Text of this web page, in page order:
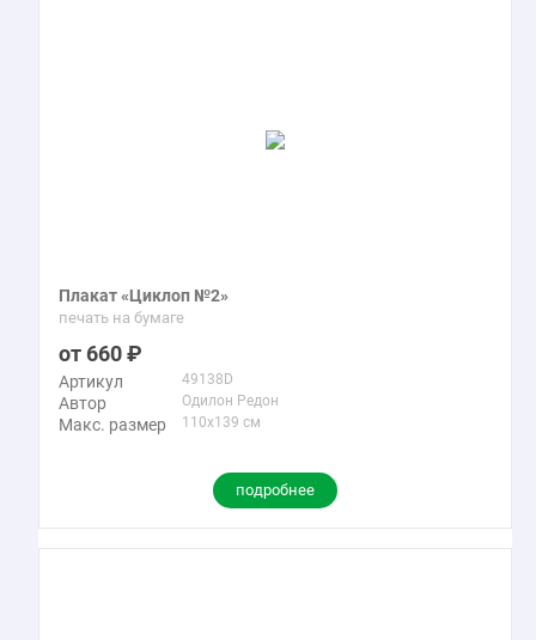
Плакат «Циклоп №2»
печать на бумаге
660
Артикул 49138D
Автор Одилон Редон
Макс. размер 110x139 см
подробнее